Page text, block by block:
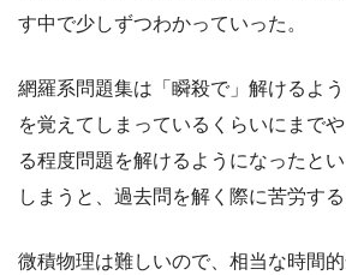
す中で少しずつわかっていった。
網羅系問題集は「瞬殺で」解けるよ
を覚えてしまっているくらいにまで
る程度問題を解けるようになったと
しまうと、過去問を解く際に苦労する
微積物理は難しいので、相当な時間